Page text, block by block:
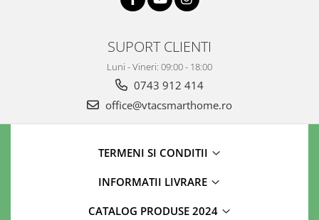
SUPORT CLIENTI
Luni - Vineri: 09:00 - 18:00
0743 912 414
office@vtacsmarthome.ro
TERMENI SI CONDITII
INFORMATII LIVRARE
CATALOG PRODUSE 2024